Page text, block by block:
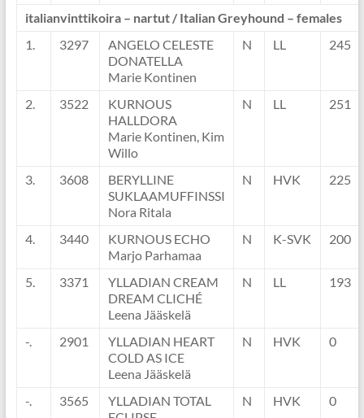
italianvinttikoira – nartut / Italian Greyhound – females
1.
3297
ANGELO CELESTE
DONATELLA
Marie Kontinen
N LL 245
2. 3522
KURNOUS
HALLDORA
Marie Kontinen, Kim
Willo
N LL 251
3. 3608
BERYLLINE
SUKLAAMUFFINSSI
Nora Ritala
N HVK 225
4. 3440
KURNOUS ECHO
Marjo Parhamaa
N K-SVK 200
5. 3371
YLLADIAN CREAM
DREAM CLICHÉ
Leena Jääskelä
N LL 193
-. 2901
YLLADIAN HEART
COLD AS ICE
Leena Jääskelä
N HVK 0
-. 3565
YLLADIAN TOTAL
N HVK 0